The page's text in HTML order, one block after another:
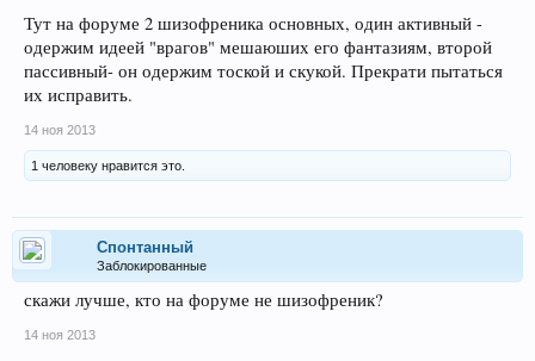
жените лучше Петербуржца.
нечего ему фигню всякую писать на форуме,пусть лучше работает.
Тут на форуме 2 шизофреника основных, один активный -
одержим идеей "врагов" мешаюших его фантазиям, второй
пассивный- он одержим тоской и скукой. Прекрати пытаться
их исправить.
14 ноя 2013
1 человеку нравится это.
Спонтанный
Заблокированные
скажи лучше, кто на форуме не шизофреник?
14 ноя 2013